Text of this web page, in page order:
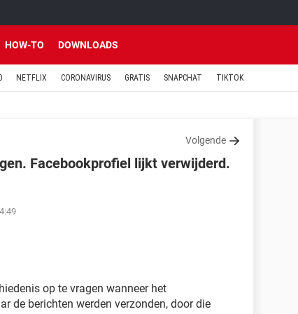
HOW-TO DOWNLOADS
NETFLIX CORONAVIRUS GRATIS SNAPCHAT TIKTOK
Volgende
Facebookprofiel lijkt verwijderd.
op te vragen wanneer het
de berichten werden verzonden, door die